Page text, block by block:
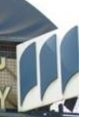
ایرانی موفق به درمان ریزش
جلبک اسپیرولینا شد40% تخفیف
مشاوره رایگان!